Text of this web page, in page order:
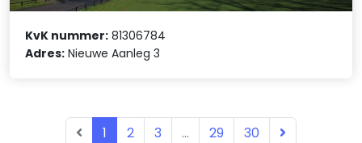
KvK nummer: 81306784
Adres: Nieuwe Aanleg 3
1 2 3 ... 29 30